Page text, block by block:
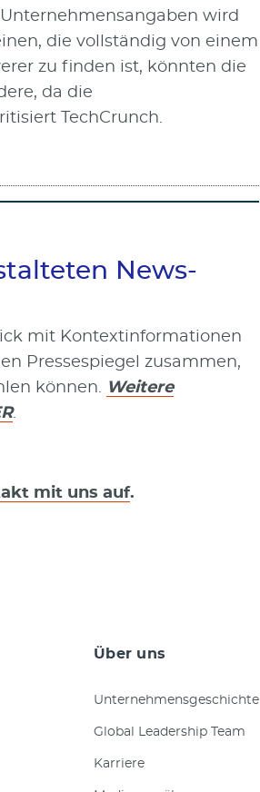
wird
die vollständig von einem
zu finden ist, könnten die
da die
TechCrunch.
News-
mit Kontextinformationen
Pressespiegel zusammen,
können. Weitere
.
mit uns auf.
Über uns
Unternehmensgeschichte
Global Leadership Team
Karriere